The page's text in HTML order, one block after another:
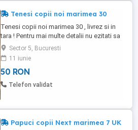
Tenesi copii noi marimea 30
Tenesi copii noi marimea 30 , livrez si in
tara ! Pentru mai multe detalii nu ezitati sa
ma contactati !
Sector 5, Bucuresti
11 iunie
50 RON
Telefon validat
Papuci copii Next marimea 7 UK